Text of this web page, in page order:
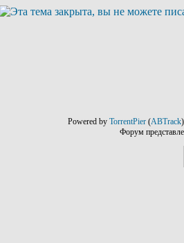
Powered by TorrentPier(ABTrack
Форум